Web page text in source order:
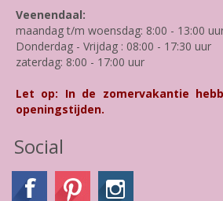
Veenendaal:
maandag t/m woensdag: 8:00 - 13:00
Donderdag - Vrijdag : 08:00 - 17:30 uur
zaterdag: 8:00 - 17:00 uur
Let op: In de zomervakantie
openingstijden.
Social